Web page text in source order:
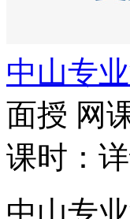
中山专
面授 网
课时：
中山专